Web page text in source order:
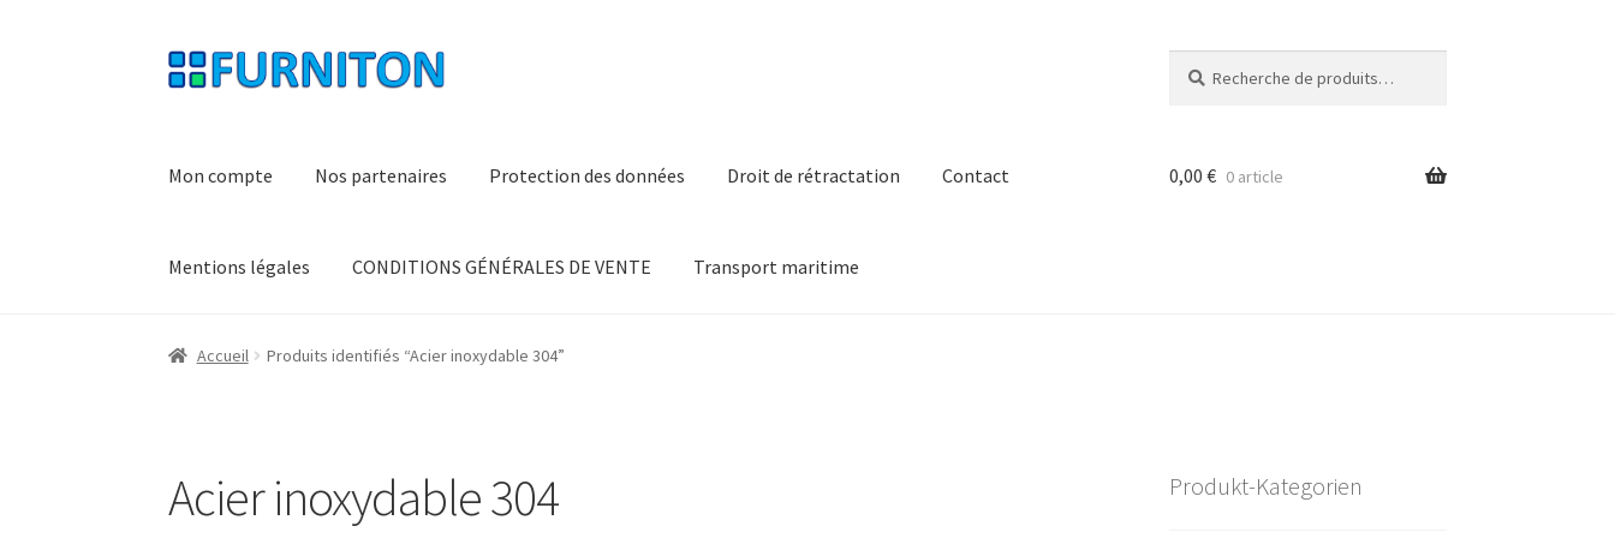
Aller
à
Aller
au
pour :
Mon compte Nos partenaires Protection des données Droit de rétractation Contact
Mentions légales CONDITIONS GÉNÉRALES DE VENTE Transport maritime
0,00 € 0 article
Accueil Produits identifiés “Acier inoxydable 304”
Acier inoxydable 304 Produkt-Kategorien